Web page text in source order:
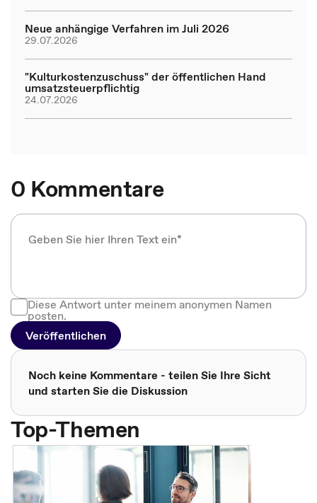
Neue anhängige Verfahren im Juli 2026
29.07.2026
"Kulturkostenzuschuss" der öffentlichen Hand
umsatzsteuerpflichtig
24.07.2026
0 Kommentare
Diese Antwort unter meinem anonymen Namen
posten.
Veröffentlichen
Noch keine Kommentare - teilen Sie Ihre Sicht
und starten Sie die Diskussion
Top-Themen